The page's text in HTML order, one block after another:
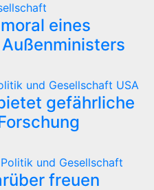
eines
und Gesellschaft USA
gefährliche
Politik und Gesellschaft
freuen